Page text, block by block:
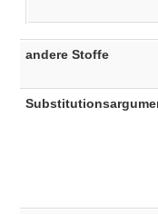
andere Stoffe